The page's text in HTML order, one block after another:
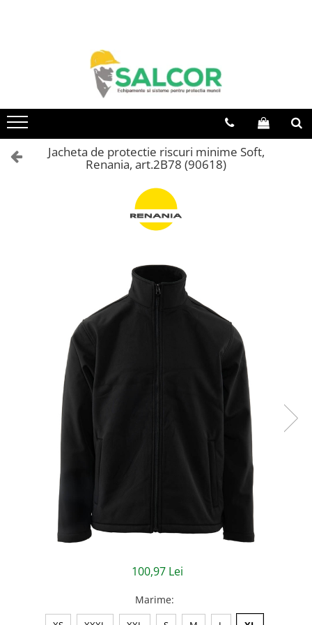
Articole unica folosinta
Camasi
Jachete/Bluze Salopeta
Pantaloni cu pieptar
Pantaloni de lucru
Pantaloni scurti
Pelerine de ploaie
Reflectorizante
Sorturi de protectie
Lucru la Inaltime
Jacheta de protectie riscuri minime Soft,
Renania, art.2B78 (90618)
100,97 Lei
Marime: